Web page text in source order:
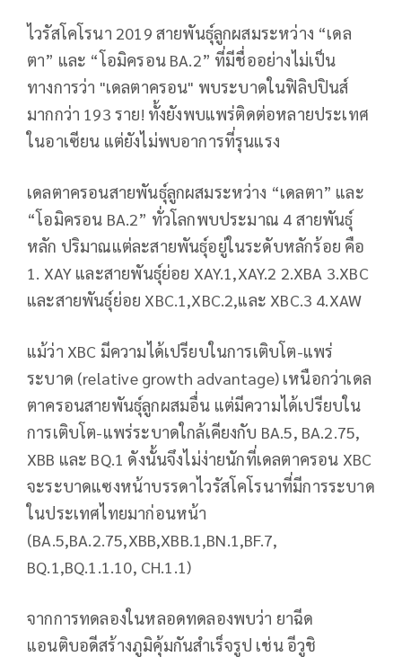
ไวรัสโคโรนา 2019 สายพันธุ์ลูกผสมระหว่าง “เดล
ตา” และ “โอมิครอน BA.2” ที่มีชื่ออย่างไม่เป็น
ทางการว่า "เดลตาครอน" พบระบาดในฟิลิปปินส์
มากกว่า 193 ราย! ทั้งยังพบแพร่ติดต่อหลายประเทศ
ในอาเซียน แต่ยังไม่พบอาการที่รุนแรง
เดลตาครอนสายพันธุ์ลูกผสมระหว่าง “เดลตา” และ
“โอมิครอน BA.2” ทั่วโลกพบประมาณ 4 สายพันธุ์
หลัก ปริมาณแต่ละสายพันธุ์อยู่ในระดับหลักร้อย คือ
1. XAY และสายพันธุ์ย่อย XAY.1,XAY.2 2.XBA 3.XBC
และสายพันธุ์ย่อย XBC.1,XBC.2,และ XBC.3 4.XAW
แม้ว่า XBC มีความได้เปรียบในการเติบโต-แพร่
ระบาด (relative growth advantage) เหนือกว่าเดล
ตาครอนสายพันธุ์ลูกผสมอื่น แต่มีความได้เปรียบใน
การเติบโต-แพร่ระบาดใกล้เคียงกับ BA.5, BA.2.75,
XBB และ BQ.1 ดังนั้นจึงไม่ง่ายนักที่เดลตาครอน XBC
จะระบาดแซงหน้าบรรดาไวรัสโคโรนาที่มีการระบาด
ในประเทศไทยมาก่อนหน้า
(BA.5,BA.2.75,XBB,XBB.1,BN.1,BF.7,
BQ.1,BQ.1.1.10, CH.1.1)
จากการทดลองในหลอดทดลองพบว่า ยาฉีด
แอนติบอดีสร้างภูมิคุ้มกันสำเร็จรูป เช่น อีวูชิ